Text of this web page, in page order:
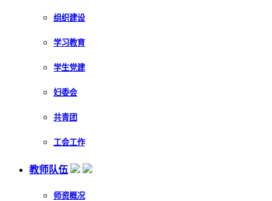
组织建设
学习教育
学生党建
妇委会
共青团
工会工作
教师队伍
师资概况